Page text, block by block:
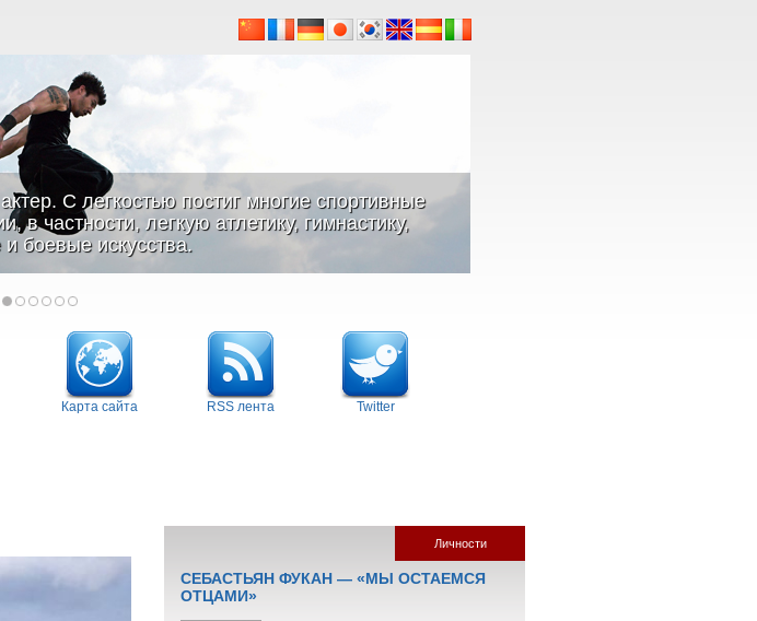
С легкостью постиг многие спортивные
частности, легкую атлетику, гимнастику,
и боевые искусства.
Карта сайта RSS лента Twitter
Личности
СЕБАСТЬЯН ФУКАН — «МЫ ОСТАЕМСЯ
ОТЦАМИ»